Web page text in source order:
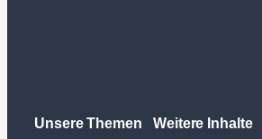
Unsere Themen Weitere Inhalte